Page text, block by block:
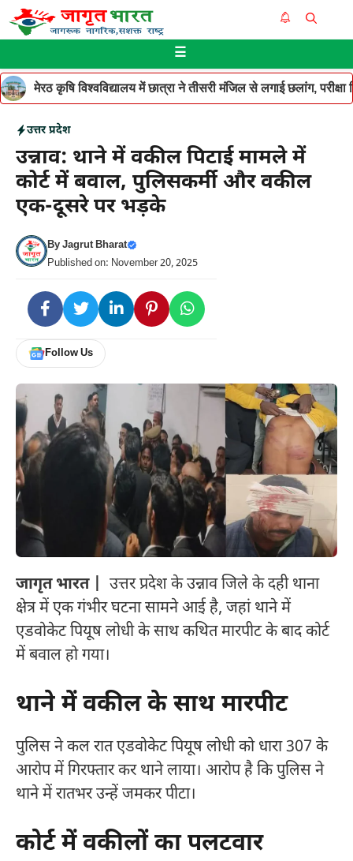
Skip
to
☰
मेरठ कृषि विश्वविद्यालय में छात्रा ने तीसरी मंजिल से लगाई छलांग,
उत्तर प्रदेश
उन्नाव: थाने में वकील पिटाई मामले में
कोर्ट में बवाल, पुलिसकर्मी और वकील
एक-दूसरे पर भड़के
ByJagrut Bharat
Published on: November 20, 2025
Follow Us
जागृत भारत |
उत्तर प्रदेश के उन्नाव जिले के दही थाना
क्षेत्र में एक गंभीर घटना सामने आई है, जहां थाने में
एडवोकेट पियूष लोधी के साथ कथित मारपीट के बाद कोर्ट
में बवाल हो गया।
थाने में वकील के साथ मारपीट
पुलिस ने कल रात एडवोकेट पियूष लोधी को धारा 307 के
आरोप में गिरफ्तार कर थाने लाया। आरोप है कि पुलिस ने
थाने में रातभर उन्हें जमकर पीटा।
कोर्ट में वकीलों का पलटवार